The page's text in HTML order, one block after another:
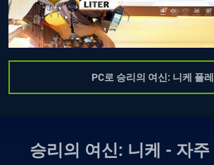
PC로 승리의 여신: 니케 플레
승리의 여신: 니케 - 자